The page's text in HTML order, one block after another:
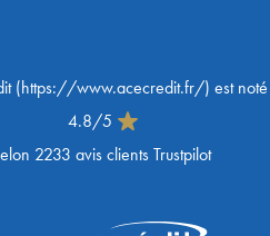
(https://www.acecredit.fr/) est noté
4.8/5
2233 avis clients Trustpilot